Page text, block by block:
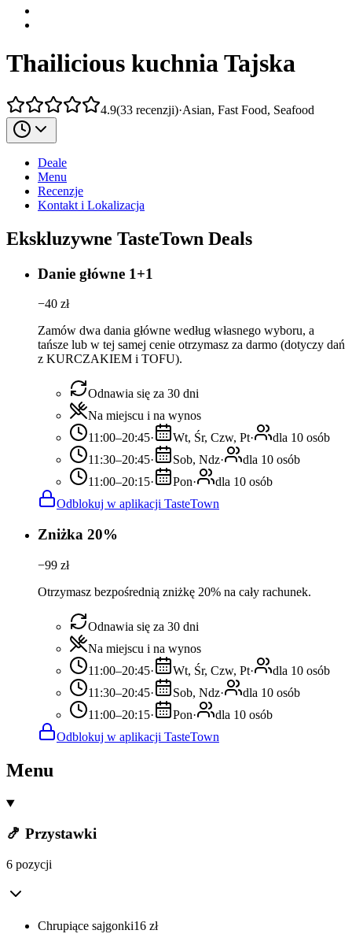
Thailicious kuchnia Tajska
4.9(33 recenzji)·Asian, Fast Food, Seafood
Deale
Menu
Recenzje
Kontakt i Lokalizacja
Ekskluzywne TasteTown Deals
Danie główne 1+1
−40 zł
Zamów dwa dania główne według własnego wyboru, a
tańsze lub w tej samej cenie otrzymasz za darmo (dotyczy dań
z KURCZAKIEM i TOFU).
Odnawia się za 30 dni
Na miejscu i na wynos
11:00–20:45· Wt, Śr, Czw, Pt·
dla 10 osób
11:30–20:45· Sob, Ndz·
dla 10 osób
11:00–20:15· Pon·
dla 10 osób
Odblokuj w aplikacji TasteTown
Zniżka 20%
−99 zł
Otrzymasz bezpośrednią zniżkę 20% na cały rachunek.
Odnawia się za 30 dni
Na miejscu i na wynos
11:00–20:45· Wt, Śr, Czw, Pt·
dla 10 osób
11:30–20:45· Sob, Ndz·
dla 10 osób
11:00–20:15· Pon·
dla 10 osób
Odblokuj w aplikacji TasteTown
Menu
🍤 Przystawki
6 pozycji
Chrupiące sajgonki16 zł